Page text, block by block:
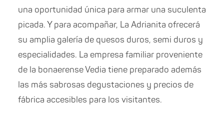
una oportunidad única para armar una suculenta
picada. Y para acompañar, La Adrianita ofrecerá
su amplia galería de quesos duros, semi duros y
especialidades. La empresa familiar proveniente
de la bonaerense Vedia tiene preparado además
las más sabrosas degustaciones y precios de
fábrica accesibles para los visitantes.